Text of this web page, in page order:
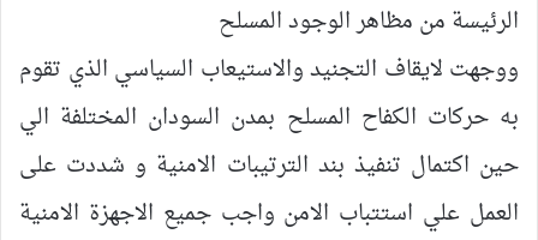
الرئيسة من مظاهر الوجود المسلح
ووجهت لايقاف التجنيد والاستيعاب السياسي الذي تقوم
به حركات الكفاح المسلح بمدن السودان المختلفة الي
حين اكتمال تنفيذ بند الترتيبات الامنية و شددت على
العمل علي استتباب الامن واجب جميع الاجهزة الامنية